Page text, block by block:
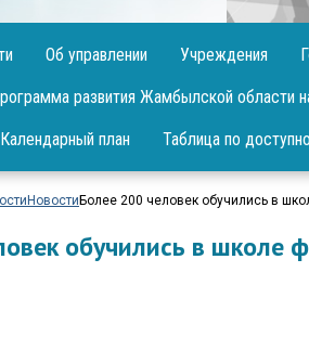
Об управлении
Публикация
декларации
Вопрос-ответ
Проекты
Мероприятия
Учреждения
развития Жамбылской области
Календарный план Таблица по
Новости Более 200 человек обучились в
обучились в школе